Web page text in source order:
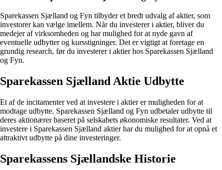
Sparekassen Sjælland og Fyn tilbyder et bredt udvalg af aktier, som
investorer kan vælge imellem. Når du investerer i aktier, bliver du
medejer af virksomheden og har mulighed for at nyde gavn af
eventuelle udbytter og kursstigninger. Det er vigtigt at foretage en
grundig research, før du investerer i aktier hos Sparekassen Sjælland
og Fyn.
Sparekassen Sjælland Aktie Udbytte
Et af de incitamenter ved at investere i aktier er muligheden for at
modtage udbytte. Sparekassen Sjælland og Fyn udbetaler udbytte til
deres aktionærer baseret på selskabets økonomiske resultater. Ved at
investere i Sparekassen Sjælland aktier har du mulighed for at opnå et
attraktivt udbytte på dine investeringer.
Sparekassens Sjællandske Historie